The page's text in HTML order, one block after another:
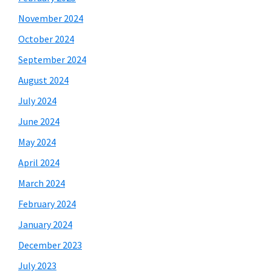
November 2024
October 2024
September 2024
August 2024
July 2024
June 2024
May 2024
April 2024
March 2024
February 2024
January 2024
December 2023
July 2023